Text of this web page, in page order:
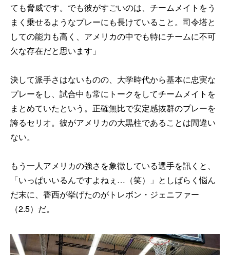
ても脅威です。でも彼がすごいのは、チームメイトをう
まく乗せるようなプレーにも長けていること。司令塔と
しての能力も高く、アメリカの中でも特にチームに不可
欠な存在だと思います」
決して派手さはないものの、大学時代から基本に忠実な
プレーをし、試合中も常にトークをしてチームメイトを
まとめていたという。正確無比で安定感抜群のプレーを
誇るセリオ。彼がアメリカの大黒柱であることは間違い
ない。
もう一人アメリカの強さを象徴している選手を訊くと、
「いっぱいいるんですよねぇ…（笑）」としばらく悩ん
だ末に、香西が挙げたのがトレボン・ジェニファー
（2.5）だ。